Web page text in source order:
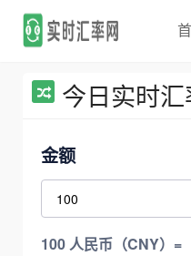
今日实时汇
金额
100 人民币（CNY）=